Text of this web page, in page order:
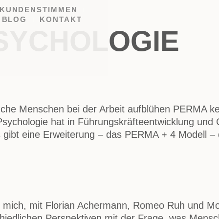
BLOG
KONTAKT
Menschen bei der Arbeit aufblühen PERMA
hat in Führungskräfteentwicklung
eine Erweiterung – das PERMA + 4 Modell
mit Florian Achermann, Romeo Ruh und